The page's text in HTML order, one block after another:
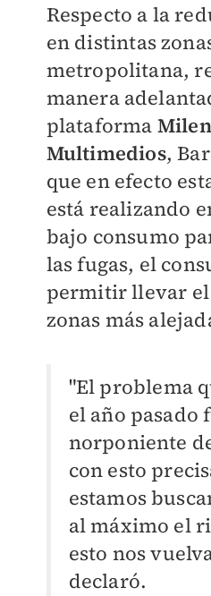
Respecto a la
en distintas
metropolitana,
manera
plataforma
Multimedios,
que en efecto
está realizando
bajo consumo
las fugas, el
permitir llevar el
zonas más
"El problema
el año pasado
norponiente
con esto
estamos
al máximo el
esto nos
declaró.